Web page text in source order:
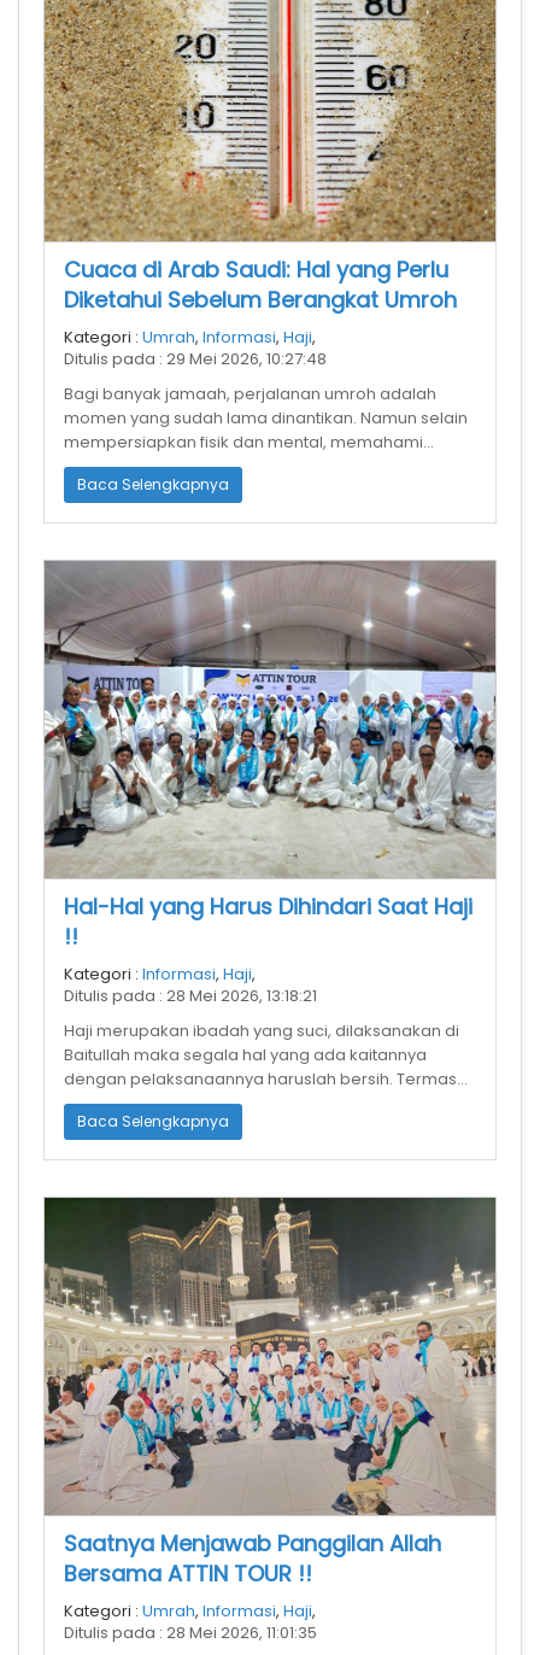
Cuaca di Arab Saudi: Hal yang Perlu
Diketahui Sebelum Berangkat Umroh
Kategori : Umrah, Informasi, Haji,
Ditulis pada : 29 Mei 2026, 10:27:48
Bagi banyak jamaah, perjalanan umroh adalah
momen yang sudah lama dinantikan. Namun selain
mempersiapkan fisik dan mental, memahami
kondisi cuaca di Arab Saudi juga sangat pen
Baca Selengkapnya
Hal-Hal yang Harus Dihindari Saat Haji
!!
Kategori : Informasi, Haji,
Ditulis pada : 28 Mei 2026, 13:18:21
Haji merupakan ibadah yang suci, dilaksanakan di
Baitullah maka segala hal yang ada kaitannya
dengan pelaksanaannya haruslah bersih. Termasuk
harta yang digunakan untuk haji.
Baca Selengkapnya
Saatnya Menjawab Panggilan Allah
Bersama ATTIN TOUR !!
Kategori : Umrah, Informasi, Haji,
Ditulis pada : 28 Mei 2026, 11:01:35